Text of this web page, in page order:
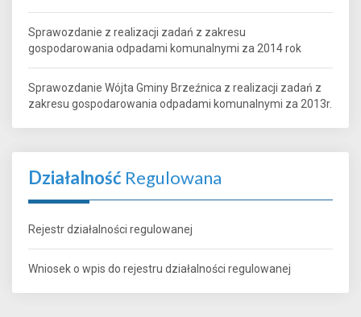
Sprawozdanie z realizacji zadań z zakresu
gospodarowania odpadami komunalnymi za 2014 rok
Sprawozdanie Wójta Gminy Brzeźnica z realizacji zadań z
zakresu gospodarowania odpadami komunalnymi za 2013r.
Działalność Regulowana
Rejestr działalności regulowanej
Wniosek o wpis do rejestru działalności regulowanej